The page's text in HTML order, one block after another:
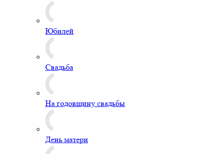
Юбилей
Свадьба
На годовщину свадьбы
День матери